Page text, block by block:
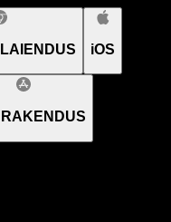
iOS
RAKENDUS